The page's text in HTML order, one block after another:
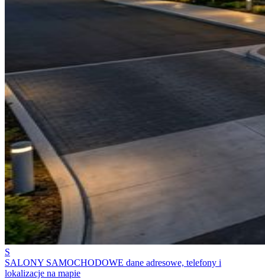
S
SALONY SAMOCHODOWE dane adresowe, telefony i
lokalizacje na mapie